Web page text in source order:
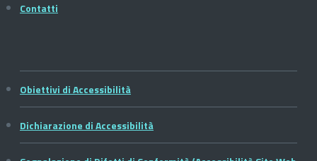
Contatti
Obiettivi di Accessibilità
Dichiarazione di Accessibilità